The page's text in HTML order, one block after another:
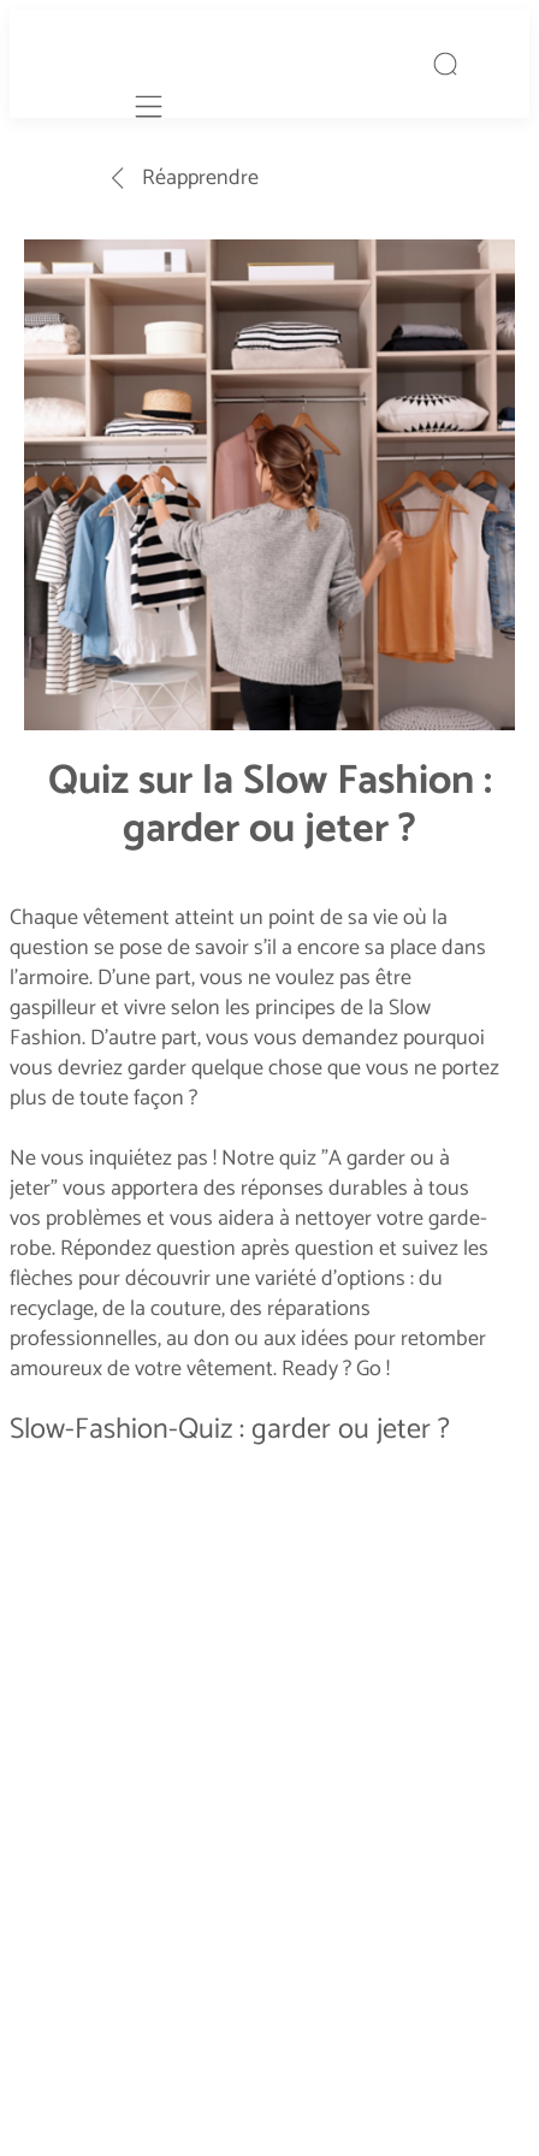
Mobile navigation
Réapprendre
Quiz sur la Slow Fashion :
garder ou jeter ?
Chaque vêtement atteint un point de sa vie où la
question se pose de savoir s'il a encore sa place dans
l'armoire. D'une part, vous ne voulez pas être
gaspilleur et vivre selon les principes de la Slow
Fashion. D'autre part, vous vous demandez pourquoi
vous devriez garder quelque chose que vous ne portez
plus de toute façon ?
Ne vous inquiétez pas ! Notre quiz "A garder ou à
jeter" vous apportera des réponses durables à tous
vos problèmes et vous aidera à nettoyer votre garde-
robe. Répondez question après question et suivez les
flèches pour découvrir une variété d'options : du
recyclage, de la couture, des réparations
professionnelles, au don ou aux idées pour retomber
amoureux de votre vêtement. Ready ? Go !
Slow-Fashion-Quiz : garder ou jeter ?